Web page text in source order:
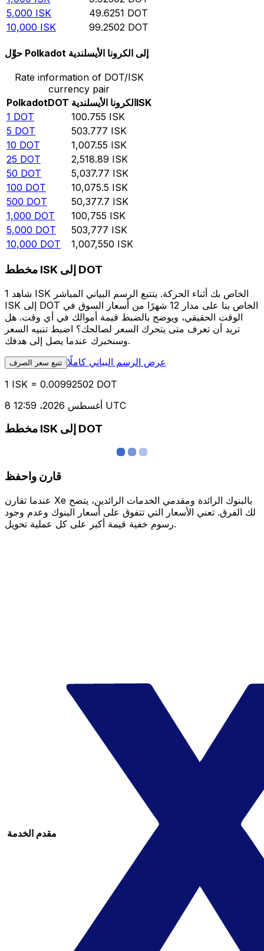
5,000 ISK 49.6251 DOT
10,000 ISK 99.2502 DOT
حوِّل Polkadot إلى الكرونا الأيسلندية
Rate information of DOT/ISK
currency pair
PolkadotDOT الكرونا الأيسلنديةISK
1 DOT 100.755 ISK
5 DOT 503.777 ISK
10 DOT 1,007.55 ISK
25 DOT 2,518.89 ISK
50 DOT 5,037.77 ISK
100 DOT 10,075.5 ISK
500 DOT 50,377.7 ISK
1,000 DOT 100,755 ISK
5,000 DOT 503,777 ISK
10,000 DOT 1,007,550 ISK
مخطط ISK إلى DOT
شاهد 1 ISK الخاص بك أثناء الحركة. يتتبع الرسم البياني المباشر
ISK إلى DOT الخاص بنا على مدار 12 شهرًا من أسعار السوق في
الوقت الحقيقي، ويوضح بالضبط قيمة أموالك في أي وقت. هل
تريد أن تعرف متى يتحرك السعر لصالحك؟ اضبط تنبيه السعر
وسنخبرك عندما يصل إلى هدفك.
تتبع سعر الصرف عرض الرسم البياني كاملًا
1 ISK = 0.00992502 DOT
8 أغسطس 2026، 12:59 UTC
مخطط ISK إلى DOT
قارن واحفظ
عندما تقارن Xe بالبنوك الرائدة ومقدمي الخدمات الرائدين، يتضح
لك الفرق. تعني الأسعار التي تتفوق على أسعار البنوك وعدم وجود
رسوم خفية قيمة أكبر على كل عملية تحويل.
مقدم الخدمة